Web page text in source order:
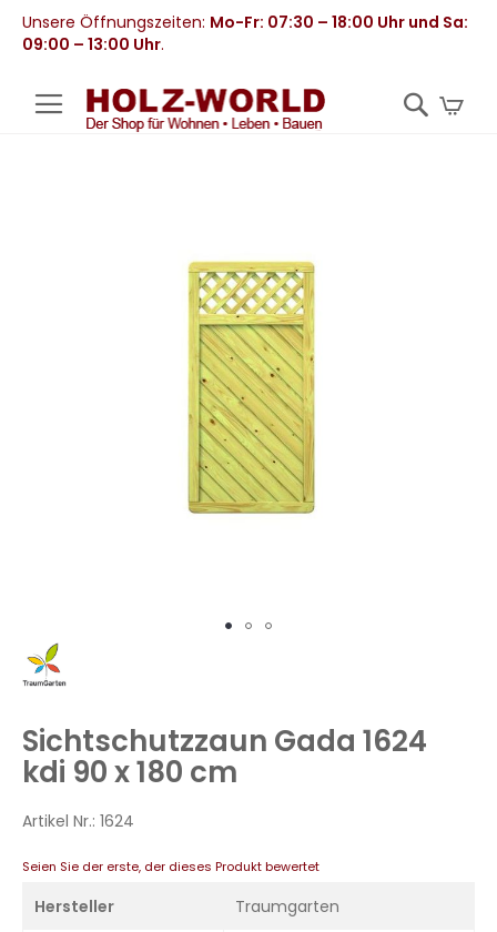
Unsere Öffnungszeiten: Mo-Fr: 07:30 – 18:00 Uhr und Sa:
09:00 – 13:00 Uhr.
Zum
Anfang
springen
Sichtschutzzaun Gada 1624
kdi 90 x 180 cm
Artikel Nr.: 1624
Seien Sie der erste, der dieses Produkt bewertet
Hersteller Traumgarten